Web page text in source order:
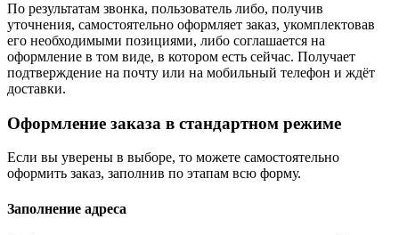
По результатам звонка, пользователь либо, получив
уточнения, самостоятельно оформляет заказ, укомплектовав
его необходимыми позициями, либо соглашается на
оформление в том виде, в котором есть сейчас. Получает
подтверждение на почту или на мобильный телефон и ждёт
доставки.
Оформление заказа в стандартном режиме
Если вы уверены в выборе, то можете самостоятельно
оформить заказ, заполнив по этапам всю форму.
Заполнение адреса